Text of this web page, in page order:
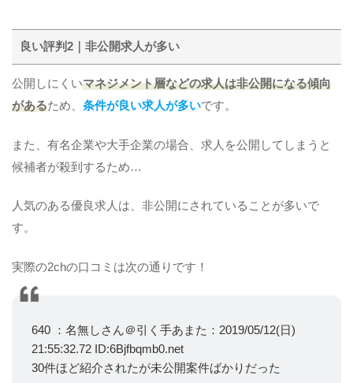
良い評判2｜非公開求人が多い
公開しにくいマネジメント層などの求人は非公開になる傾向
があるため、 条件が良い求人が多いです。
また、有名企業や大手企業の場合、求人を公開してしまうと
候補者が殺到するため…
人気のある優良求人は、非公開にされていることが多いで
す。
実際の2chの口コミは次の通りです！
640 ：名無しさん＠引く手あまた：2019/05/12(日)
21:55:32.72 ID:6Bjfbqmb0.net
30件ほど紹介されたが未公開案件ばかりだった